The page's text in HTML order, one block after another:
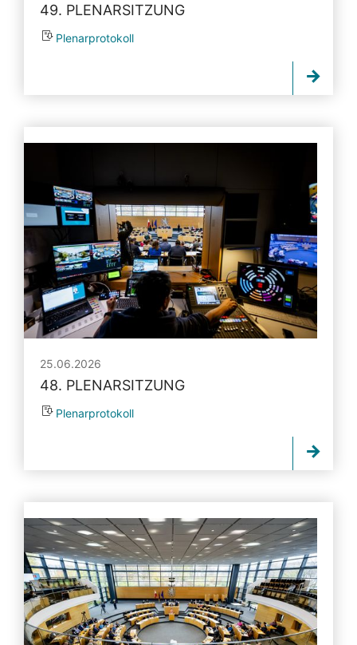
49. PLENARSITZUNG
Plenarprotokoll
25.06.2026
48. PLENARSITZUNG
Plenarprotokoll